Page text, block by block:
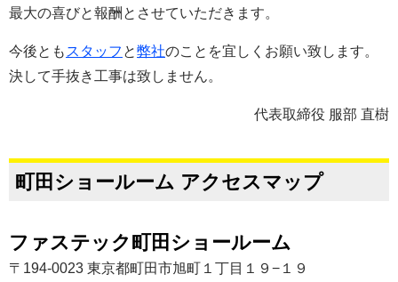
最大の喜びと報酬とさせていただきます。
今後とも スタッフ と弊社のことを宜しくお願い致します。
決して手抜き工事は致しません。
代表取締役 服部 直樹
町田ショールーム アクセスマップ
ファステック町田ショールーム
〒194-0023 東京都町田市旭町１丁目１９−１９